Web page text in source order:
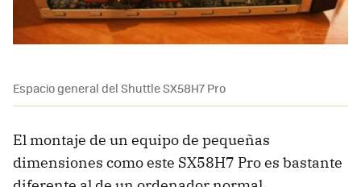
Espacio general del Shuttle SX58H7 Pro
El montaje de un equipo de pequeñas
dimensiones como este SX58H7 Pro es bastante